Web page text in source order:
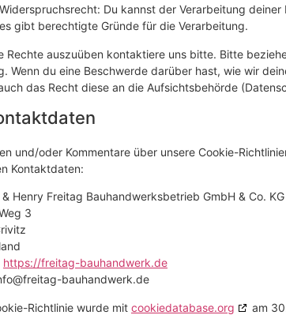
Widerspruchsrecht: Du kannst der Verarbeitung
es gibt berechtigte Gründe für die Verarbeitung.
Rechte auszuüben kontaktiere uns bitte. Bitte
Wenn du eine Beschwerde darüber hast, wie wir
das Recht diese an die Aufsichtsbehörde
und/oder Kommentare über unsere Cookie-
Kontaktdaten:
Henry Freitag Bauhandwerksbetrieb GmbH & Co. KG
3
https://freitag-bauhandwerk.de
freitag-bauhandwerk.de
Richtlinie wurde mit cookiedatabase.org am